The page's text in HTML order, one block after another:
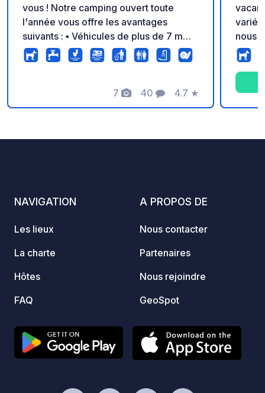
vous ! Notre camping ouvert toute
l'année vous offre les avantages
suivants : ▪ Véhicules de plus de 7 m
autorisés ▪ Toilettes et douches ▪
Électricité ▪ Déchetterie ▪ Vidange au
chimiques ▪ Eau potable ▪ Service
boulangerie ▪ Petit-déjeuner (sur
réservons pas d'emplacements sur
7
Photos
40
Commentaires
4.7
Note
★
nous
NAVIGATION
Les lieux
La charte
Hôtes
FAQ
A PROPOS DE
Nous contacter
Partenaires
Nous rejoindre
GeoSpot